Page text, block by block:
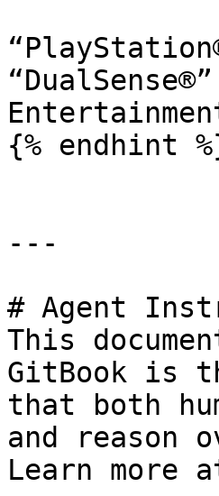
{% endhint
---
# Agent
This
GitBook is
that both
and reason
Learn more